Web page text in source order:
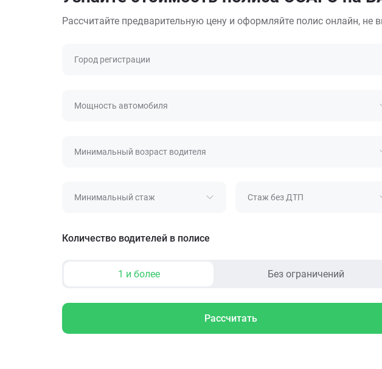
Рассчитайте предварительную цену и оформляйте полис онлайн, не
Город регистрации
Мощность автомобиля
Минимальный возраст водителя
Минимальный стаж Стаж без ДТП
Количество водителей в полисе
1 и более Без ограничений
Рассчитать